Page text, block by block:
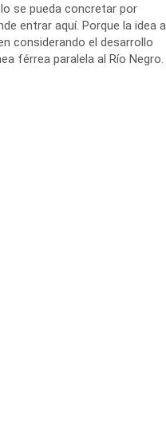
se pueda concretar por
entrar aquí. Porque la idea a
considerando el desarrollo
férrea paralela al Río Negro.